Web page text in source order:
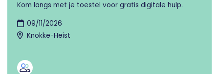
Kom langs met je toestel voor gratis digitale hulp.
09/11/2026
Knokke-Heist